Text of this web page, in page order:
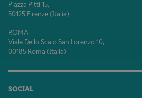
Piazza Pitti 15,
50125 Firenze (Italia)
ROMA
Viale Dello Scalo San Lorenzo 10,
00185 Roma (Italia)
SOCIAL